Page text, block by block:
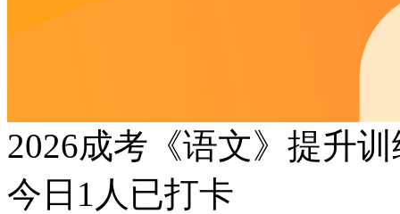
2026成考《语文》提升
今日 1 人已打卡